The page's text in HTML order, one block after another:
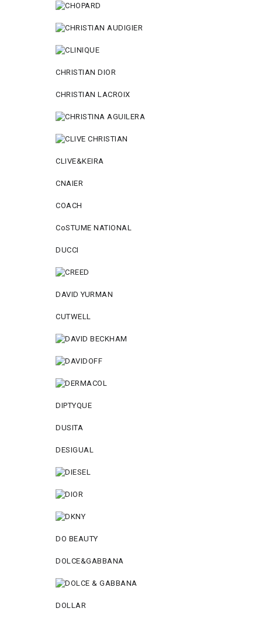
CHRISTIAN DIOR
CHRISTIAN LACROIX
CLIVE&KEIRA
CNAIER
COACH
CoSTUME NATIONAL
DUCCI
DAVID YURMAN
CUTWELL
DIPTYQUE
DUSITA
DESIGUAL
DO BEAUTY
DOLCE&GABBANA
DOLLAR